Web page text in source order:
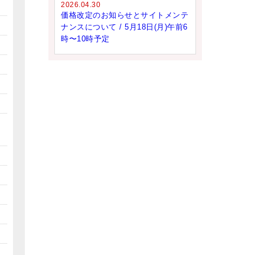
2026.04.30
価格改定のお知らせとサイトメンテ
ナンスについて / 5月18日(月)午前6
時〜10時予定